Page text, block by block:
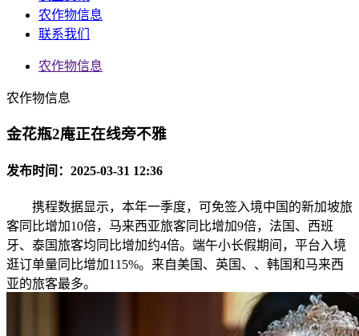
农作物信息
联系我们
农作物信息
农作物信息
金花瓶2庵正在线旁不雅
发布时间：2025-03-31 12:36
携程数据显示，本年一季度，可免签入境中国的新加坡旅
客同比增加10倍，马来西亚旅客同比增加9倍，法国、西班
牙、泰国旅客均同比增加约4倍。端午小长假期间，平台入境
逛订单量同比增加115%。来自美国、英国、、韩国和马来西
亚的旅客最多。